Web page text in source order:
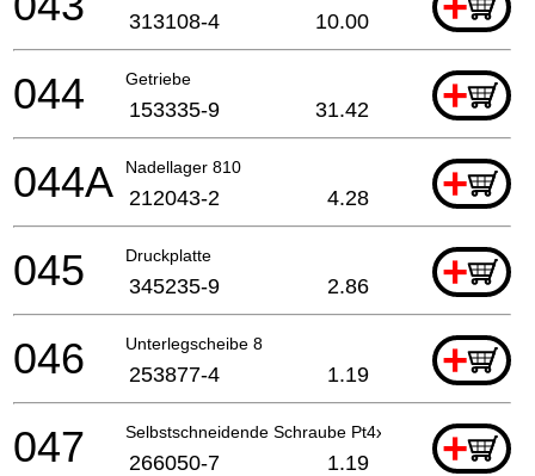
313108-4 10.00
Getriebe +
044 153335-9 31.42
Nadellager 810 +
044A 212043-2 4.28
Druckplatte +
045 345235-9 2.86
Unterlegscheibe 8 +
046 253877-4 1.19
Selbstschneidende Schraube Pt4x30 +
047 266050-7 1.19